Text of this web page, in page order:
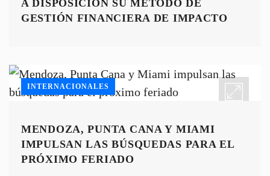
A DISPOSICIÓN SU MÉTODO DE
GESTIÓN FINANCIERA DE IMPACTO
INTERNACIONALES
MENDOZA, PUNTA CANA Y MIAMI
IMPULSAN LAS BÚSQUEDAS PARA EL
PRÓXIMO FERIADO